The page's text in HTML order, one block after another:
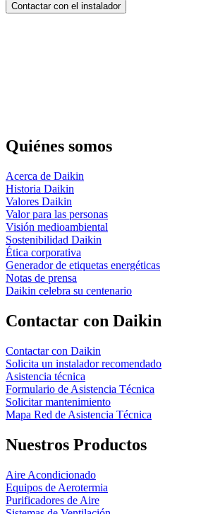
Contactar con el instalador
Quiénes somos
Acerca de Daikin
Historia Daikin
Valores Daikin
Valor para las personas
Visión medioambiental
Sostenibilidad Daikin
Ética corporativa
Generador de etiquetas energéticas
Notas de prensa
Daikin celebra su centenario
Contactar con Daikin
Contactar con Daikin
Solicita un instalador recomendado
Asistencia técnica
Formulario de Asistencia Técnica
Solicitar mantenimiento
Mapa Red de Asistencia Técnica
Nuestros Productos
Aire Acondicionado
Equipos de Aerotermia
Purificadores de Aire